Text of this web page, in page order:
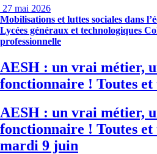
27 mai 2026
Mobilisations et luttes sociales dans
Lycées généraux et technologiques
professionnelle
AESH : un vrai métier,
fonctionnaire ! Toutes
AESH : un vrai métier,
fonctionnaire ! Toutes et
mardi 9 juin